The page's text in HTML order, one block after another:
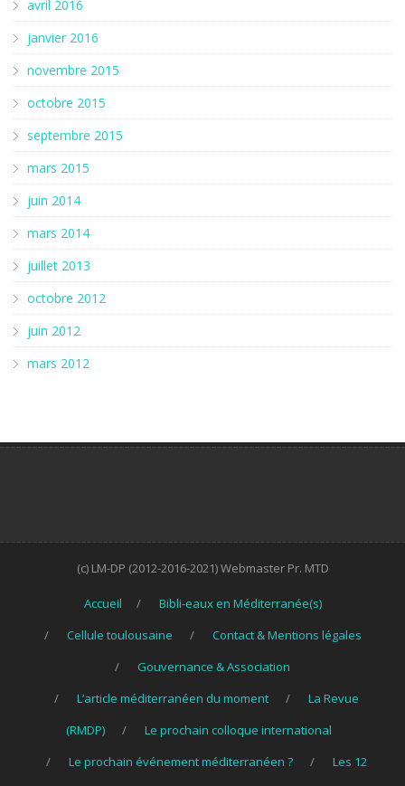
avril 2016
janvier 2016
novembre 2015
octobre 2015
septembre 2015
mars 2015
juin 2014
mars 2014
juillet 2013
octobre 2012
juin 2012
mars 2012
(c) LM-DP (2012-2016-2021) Webmaster Pr. MTD
Accueil
Bibli-eaux en Méditerranée(s)
Cellule toulousaine
Contact & Mentions légales
Gouvernance & Association
L’article méditerranéen du moment
La Revue
(RMDP)
Le prochain colloque international
Le prochain événement méditerranéen ?
Les 12